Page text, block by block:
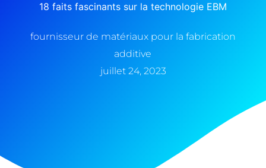
18 faits fascinants sur la technologie EBM
fournisseur de matériaux pour la fabrication
additive
juillet 24, 2023